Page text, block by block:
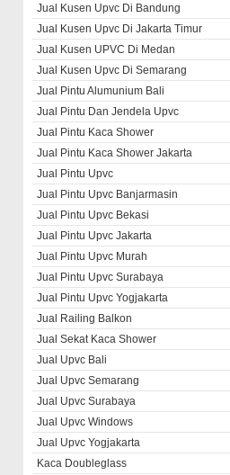
Jual Kusen Upvc Di Bandung
Jual Kusen Upvc Di Jakarta Timur
Jual Kusen UPVC Di Medan
Jual Kusen Upvc Di Semarang
Jual Pintu Alumunium Bali
Jual Pintu Dan Jendela Upvc
Jual Pintu Kaca Shower
Jual Pintu Kaca Shower Jakarta
Jual Pintu Upvc
Jual Pintu Upvc Banjarmasin
Jual Pintu Upvc Bekasi
Jual Pintu Upvc Jakarta
Jual Pintu Upvc Murah
Jual Pintu Upvc Surabaya
Jual Pintu Upvc Yogjakarta
Jual Railing Balkon
Jual Sekat Kaca Shower
Jual Upvc Bali
Jual Upvc Semarang
Jual Upvc Surabaya
Jual Upvc Windows
Jual Upvc Yogjakarta
Kaca Doubleglass